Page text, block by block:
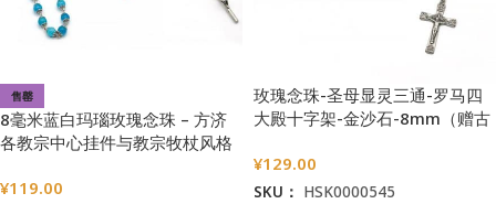
售罄
8毫米蓝白玛瑙玫瑰念珠 – 方济
各教宗中心挂件与教宗牧杖风格
¥119.00
玫瑰念珠-圣母显灵三通-罗马四
大殿十字架-金沙石-8mm（赠古
¥129.00
SKU： HSK0000545